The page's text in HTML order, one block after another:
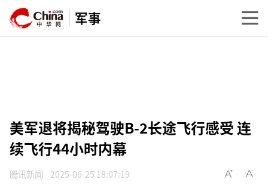
军事
美军退将揭秘驾驶B-2长途飞行感受 连
续飞行44小时内幕
腾讯新闻 2025-06-25 18:07:19